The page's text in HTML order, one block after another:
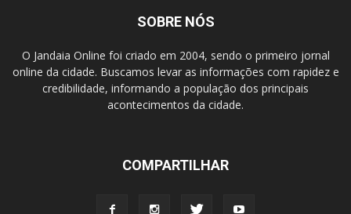
SOBRE NÓS
O Jandaia Online foi criado em 2004, sendo o primeiro jornal
online da cidade. Buscamos levar as informações com rapidez e
credibilidade, informando a população dos principais
acontecimentos da cidade.
COMPARTILHAR